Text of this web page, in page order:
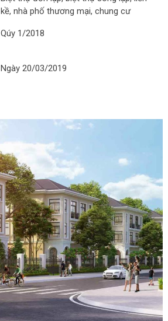
kề, nhà phố thương mại, chung cư
Qúy 1/2018
Ngày 20/03/2019